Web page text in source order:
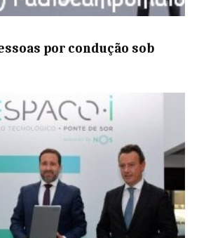
por condução sob